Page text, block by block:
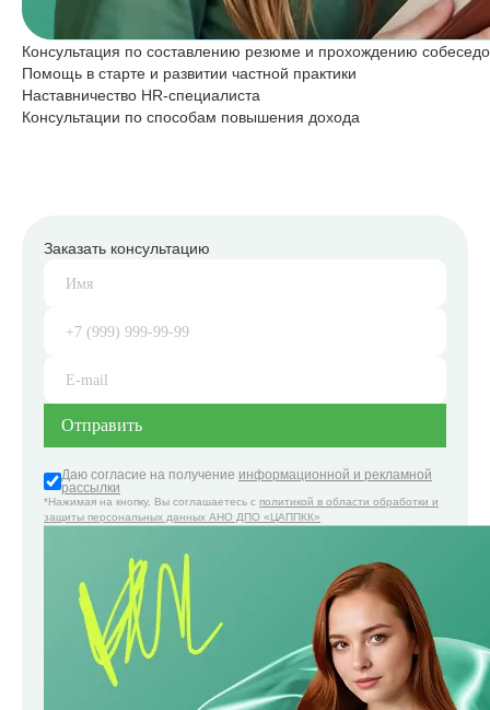
Консультация по составлению резюме и прохождению
Помощь в старте и развитии частной практики
Наставничество HR-специалиста
Консультации по способам повышения дохода
Заказать консультацию
Даю согласие на получение информационной и рекламной
рассылки
*Нажимая на кнопку, Вы соглашаетесь с политикой в области обработки и
защиты персональных данных АНО ДПО «ЦАППКК»